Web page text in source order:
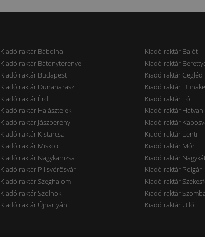
Kiadó raktár Bábolna Kiadó raktár Bajót
Kiadó raktár Bátonyterenye Kiadó raktár
Kiadó raktár Budapest Kiadó raktár Cegléd
Kiadó raktár Dunaharaszti Kiadó raktár
Kiadó raktár Érd Kiadó raktár Fót
Kiadó raktár Halásztelek Kiadó raktár Hatvan
Kiadó raktár Jászberény Kiadó raktár
Kiadó raktár Kistarcsa Kiadó raktár Lenti
Kiadó raktár Miskolc Kiadó raktár Mór
Kiadó raktár Nagykanizsa Kiadó raktár
Kiadó raktár Pilisvörösvár Kiadó raktár Polgár
Kiadó raktár Szeghalom Kiadó raktár
Kiadó raktár Szolnok Kiadó raktár
Kiadó raktár Újhartyán Kiadó raktár Üllő